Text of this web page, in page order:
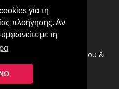
για τη
πλοήγησης. Αν
με τη
Ο.Ε. Συστήματα Αλουμινίου &
στην Πάτρα
YES Internet